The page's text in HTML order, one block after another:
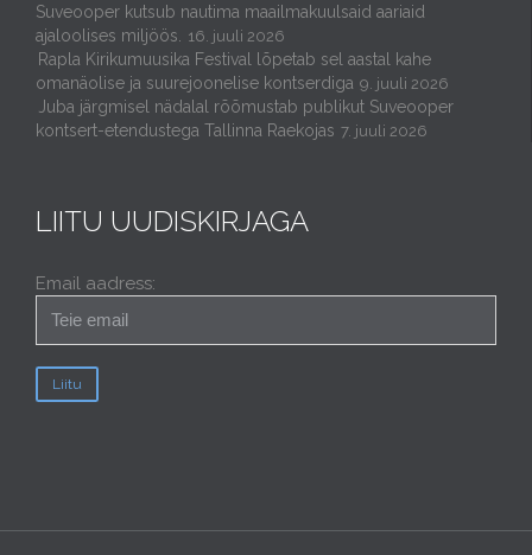
Suveooper kutsub nautima maailmakuulsaid aariaid
ajaloolises miljöös. 16. juuli 2026
Rapla Kirikumuusika Festival lõpetab sel aastal kahe
omanäolise ja suurejoonelise kontserdiga 9. juuli 2026
Juba järgmisel nädalal rõõmustab publikut Suveooper
kontsert-etendustega Tallinna Raekojas 7. juuli 2026
LIITU UUDISKIRJAGA
Email aadress: